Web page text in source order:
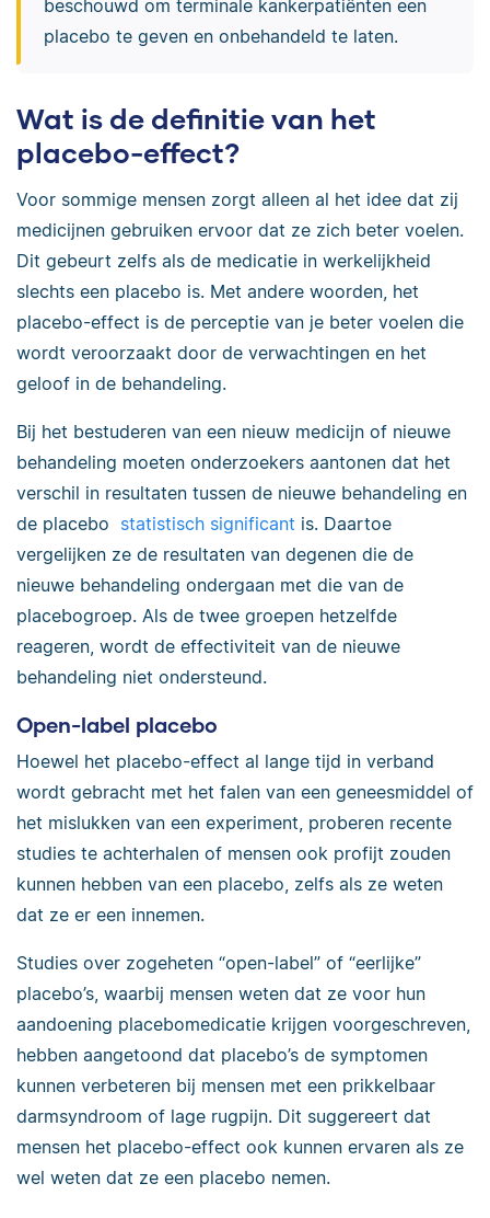
beschouwd om terminale kankerpatiënten een
placebo te geven en onbehandeld te laten.
Wat is de definitie van het
placebo-effect?
Voor sommige mensen zorgt alleen al het idee dat zij
medicijnen gebruiken ervoor dat ze zich beter voelen.
Dit gebeurt zelfs als de medicatie in werkelijkheid
slechts een placebo is. Met andere woorden, het
placebo-effect is de perceptie van je beter voelen die
wordt veroorzaakt door de verwachtingen en het
geloof in de behandeling.
Bij het bestuderen van een nieuw medicijn of nieuwe
behandeling moeten onderzoekers aantonen dat het
verschil in resultaten tussen de nieuwe behandeling en
de placebo statistisch significant is. Daartoe
vergelijken ze de resultaten van degenen die de
nieuwe behandeling ondergaan met die van de
placebogroep. Als de twee groepen hetzelfde
reageren, wordt de effectiviteit van de nieuwe
behandeling niet ondersteund.
Open-label placebo
Hoewel het placebo-effect al lange tijd in verband
wordt gebracht met het falen van een geneesmiddel of
het mislukken van een experiment, proberen recente
studies te achterhalen of mensen ook profijt zouden
kunnen hebben van een placebo, zelfs als ze weten
dat ze er een innemen.
Studies over zogeheten “open-label” of “eerlijke”
placebo’s, waarbij mensen weten dat ze voor hun
aandoening placebomedicatie krijgen voorgeschreven,
hebben aangetoond dat placebo’s de symptomen
kunnen verbeteren bij mensen met een prikkelbaar
darmsyndroom of lage rugpijn. Dit suggereert dat
mensen het placebo-effect ook kunnen ervaren als ze
wel weten dat ze een placebo nemen.